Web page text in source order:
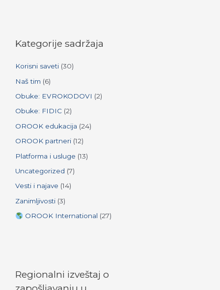
h
o
r
:
Kategorije sadržaja
Korisni saveti (30)
Naš tim (6)
Obuke: EVROKODOVI (2)
Obuke: FIDIC (2)
OROOK edukacija (24)
OROOK partneri (12)
Platforma i usluge (13)
Uncategorized (7)
Vesti i najave (14)
Zanimljivosti (3)
OROOK International (27)
Regionalni izveštaj o